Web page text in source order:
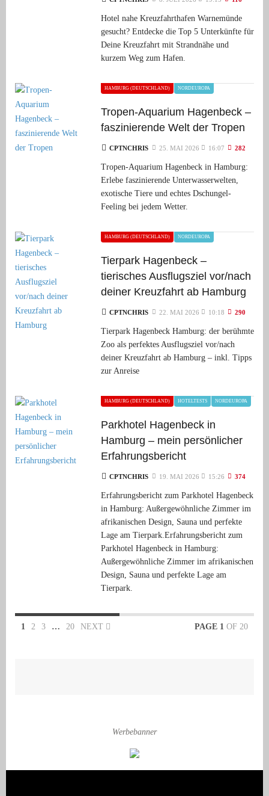
Hotel nahe Kreuzfahrthafen Warnemünde
gesucht? Entdecke die Top 5 Unterkünfte für
Deine Kreuzfahrt mit Strandnähe und
kurzem Weg zum Hafen.
HAMBURG (DEUTSCHLAND) NORDEUROPA
Tropen-Aquarium Hagenbeck –
faszinierende Welt der Tropen
CPTNCHRIS 25. MAI 2026 16:07 282
Tropen-Aquarium Hagenbeck in Hamburg:
Erlebe faszinierende Unterwasserwelten,
exotische Tiere und echtes Dschungel-
Feeling bei jedem Wetter.
HAMBURG (DEUTSCHLAND) NORDEUROPA
Tierpark Hagenbeck –
tierisches Ausflugsziel vor/nach
deiner Kreuzfahrt ab Hamburg
CPTNCHRIS 22. MAI 2026 10:18 290
Tierpark Hagenbeck Hamburg: der berühmte
Zoo als perfektes Ausflugsziel vor/nach
deiner Kreuzfahrt ab Hamburg – inkl. Tipps
zur Anreise
HAMBURG (DEUTSCHLAND) HOTELTESTS NORDEUROPA
Parkhotel Hagenbeck in
Hamburg – mein persönlicher
Erfahrungsbericht
CPTNCHRIS 19. MAI 2026 15:26 374
Erfahrungsbericht zum Parkhotel Hagenbeck
in Hamburg: Außergewöhnliche Zimmer im
afrikanischen Design, Sauna und perfekte
Lage am Tierpark.Erfahrungsbericht zum
Parkhotel Hagenbeck in Hamburg:
Außergewöhnliche Zimmer im afrikanischen
Design, Sauna und perfekte Lage am
Tierpark.
1 2 3 … 20 NEXT PAGE 1 OF 20
Werbebanner